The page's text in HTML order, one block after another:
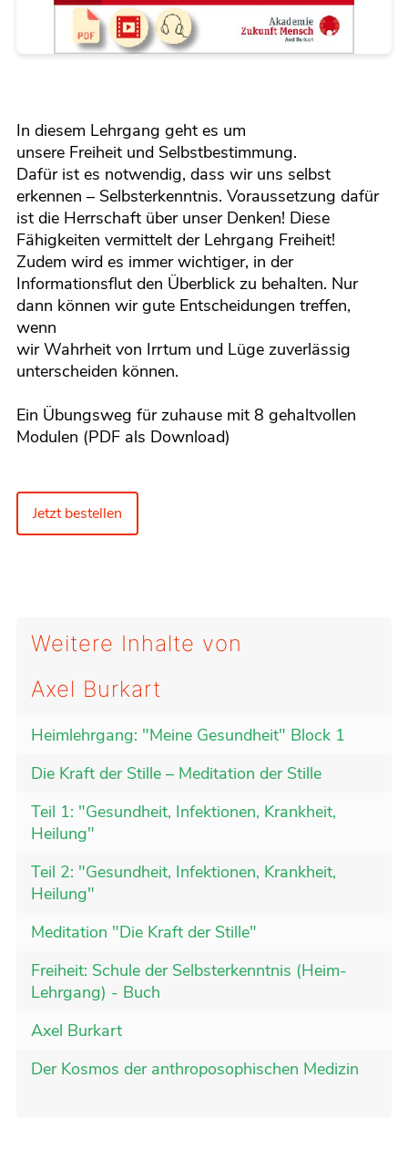
In diesem Lehrgang geht es um
unsere Freiheit und Selbstbestimmung.
Dafür ist es notwendig, dass wir uns selbst
erkennen – Selbsterkenntnis. Voraussetzung dafür
ist die Herrschaft über unser Denken! Diese
Fähigkeiten vermittelt der Lehrgang Freiheit!
Zudem wird es immer wichtiger, in der
Informationsflut den Überblick zu behalten. Nur
dann können wir gute Entscheidungen treffen,
wenn
wir Wahrheit von Irrtum und Lüge zuverlässig
unterscheiden können.
Ein Übungsweg für zuhause mit 8 gehaltvollen
Modulen (PDF als Download)
Jetzt bestellen
Weitere Inhalte von
Axel Burkart
Heimlehrgang: "Meine Gesundheit" Block 1
Die Kraft der Stille – Meditation der Stille
Teil 1: "Gesundheit, Infektionen, Krankheit,
Heilung"
Teil 2: "Gesundheit, Infektionen, Krankheit,
Heilung"
Meditation "Die Kraft der Stille"
Freiheit: Schule der Selbsterkenntnis (Heim-
Lehrgang) - Buch
Axel Burkart
Der Kosmos der anthroposophischen Medizin